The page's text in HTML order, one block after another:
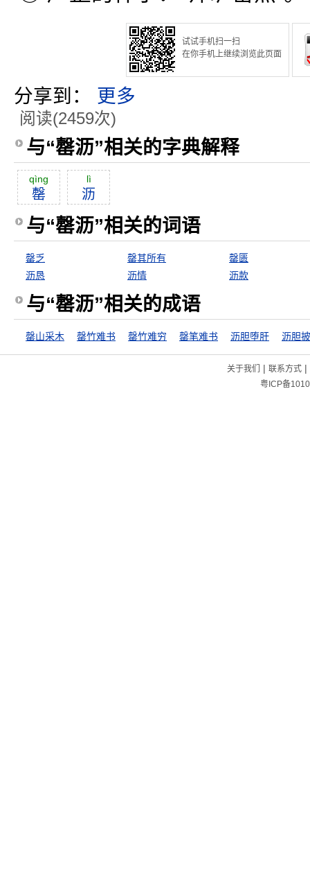
试试手机扫一扫
在你手机上继续浏览此页面
分享到： 更多
阅读(2459次)
与“罄沥”相关的字典解释
qìng
罄
lì
沥
与“罄沥”相关的词语
罄乏 罄其所有
罄匮
沥恳
沥情 沥款
与“罄沥”相关的成语
罄山采木 罄竹难书 罄竹难穷 罄笔难书 沥胆堕肝 沥胆
关于我们 | 联系方式|
粤ICP备